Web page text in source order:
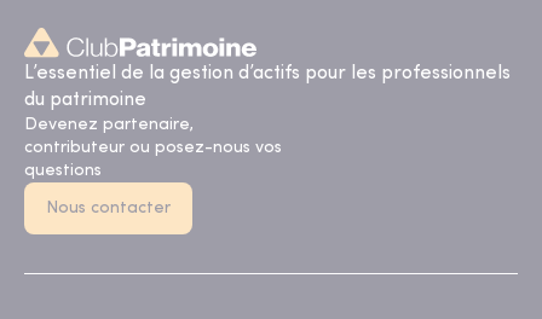
L’essentiel de la gestion d’actifs pour les professionnels
du patrimoine
Devenez partenaire,
contributeur ou posez-nous vos
questions
Nous contacter